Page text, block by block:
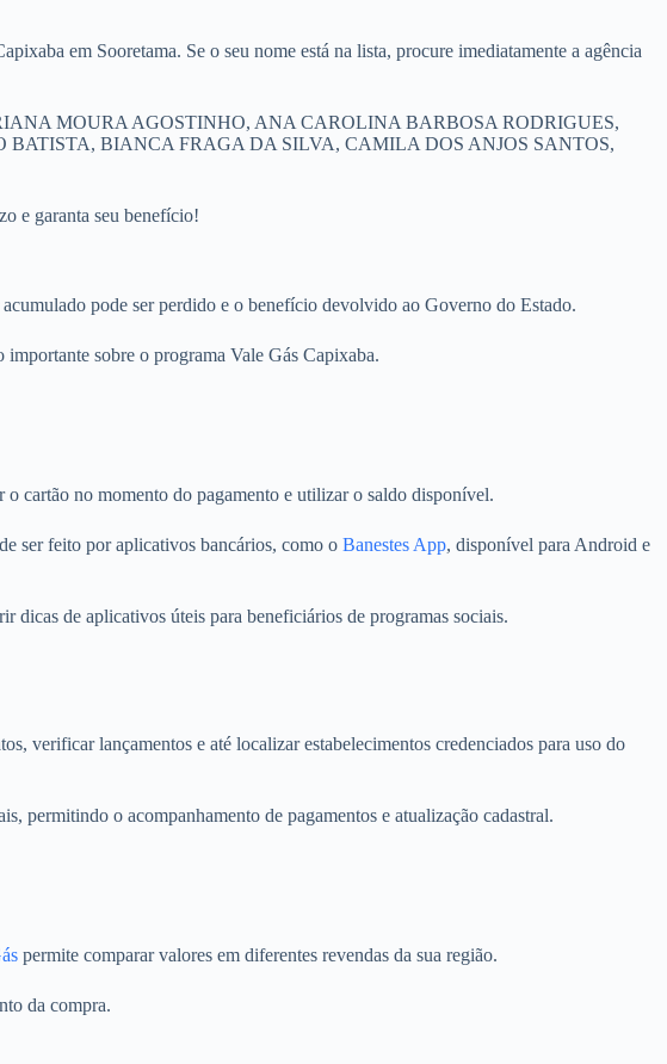
em Sooretama. Se o seu nome está na lista, procure imediatamente a agência
MOURA AGOSTINHO, ANA CAROLINA BARBOSA RODRIGUES,
BIANCA FRAGA DA SILVA, CAMILA DOS ANJOS SANTOS,
e garanta seu benefício!
pode ser perdido e o benefício devolvido ao Governo do Estado.
sobre o programa Vale Gás Capixaba.
o cartão no momento do pagamento e utilizar o saldo disponível.
ser feito por aplicativos bancários, como o Banestes App, disponível para Android e
de aplicativos úteis para beneficiários de programas sociais.
verificar lançamentos e até localizar estabelecimentos credenciados para uso do
permitindo o acompanhamento de pagamentos e atualização cadastral.
permite comparar valores em diferentes revendas da sua região.
da compra.